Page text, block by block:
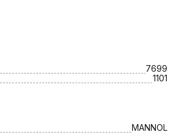
7699
1101
MANNOL